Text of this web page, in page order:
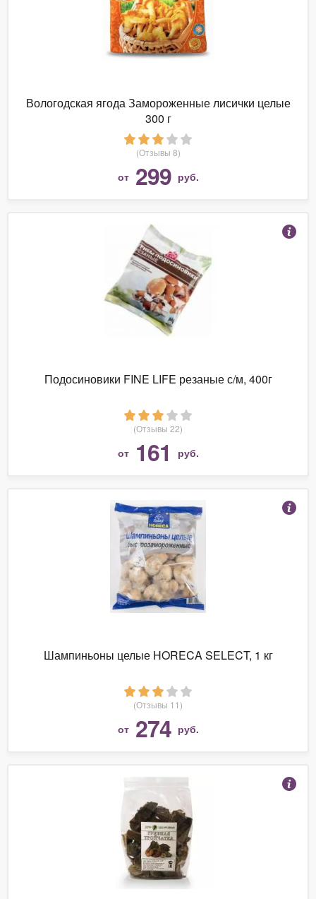
Вологодская ягода Замороженные лисички целые
300 г
(Отзывы 8)
от 299 руб.
Подосиновики FINE LIFE резаные с/м, 400г
(Отзывы 22)
от 161 руб.
Шампиньоны целые HORECA SELECT, 1 кг
(Отзывы 11)
от 274 руб.